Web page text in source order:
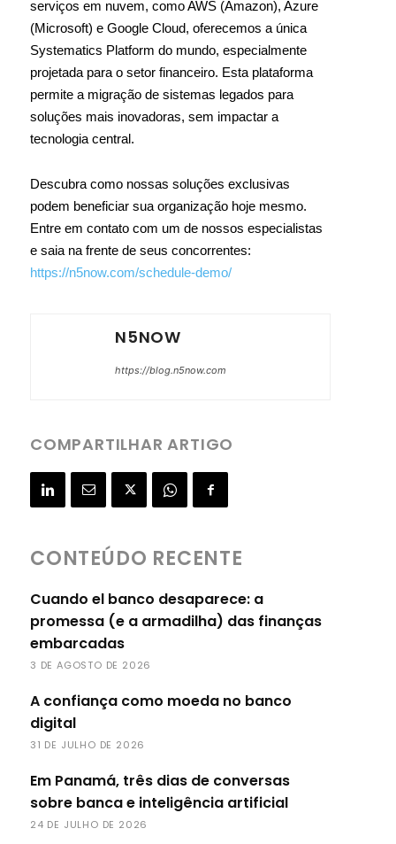
serviços em nuvem, como AWS (Amazon), Azure
(Microsoft) e Google Cloud, oferecemos a única
Systematics Platform do mundo, especialmente
projetada para o setor financeiro. Esta plataforma
permite a migração de sistemas legados para
soluções mais inovadoras, sem impactar a
tecnologia central.
Descubra como nossas soluções exclusivas
podem beneficiar sua organização hoje mesmo.
Entre em contato com um de nossos especialistas
e saia na frente de seus concorrentes:
https://n5now.com/schedule-demo/
N5NOW
https://blog.n5now.com
COMPARTILHAR ARTIGO
CONTEÚDO RECENTE
Cuando el banco desaparece: a
promessa (e a armadilha) das finanças
embarcadas
3 DE AGOSTO DE 2026
A confiança como moeda no banco
digital
31 DE JULHO DE 2026
Em Panamá, três dias de conversas
sobre banca e inteligência artificial
24 DE JULHO DE 2026